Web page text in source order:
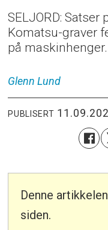
SELJORD:
Komatsu-graver
på maskinhenger.
Glenn Lund
PUBLISERT
Denne
siden.